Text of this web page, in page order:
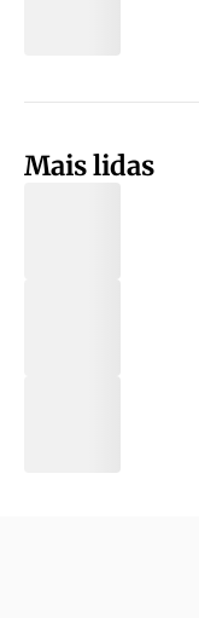
Mais lidas